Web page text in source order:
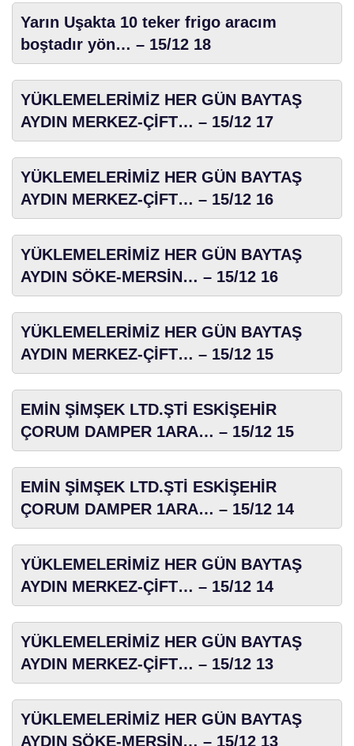
Yarın Uşakta 10 teker frigo aracım
boştadır yön… – 15/12 18
YÜKLEMELERİMİZ HER GÜN BAYTAŞ
AYDIN MERKEZ-ÇİFT… – 15/12 17
YÜKLEMELERİMİZ HER GÜN BAYTAŞ
AYDIN MERKEZ-ÇİFT… – 15/12 16
YÜKLEMELERİMİZ HER GÜN BAYTAŞ
AYDIN SÖKE-MERSİN… – 15/12 16
YÜKLEMELERİMİZ HER GÜN BAYTAŞ
AYDIN MERKEZ-ÇİFT… – 15/12 15
EMİN ŞİMŞEK LTD.ŞTİ ESKİŞEHİR
ÇORUM DAMPER 1ARA… – 15/12 15
EMİN ŞİMŞEK LTD.ŞTİ ESKİŞEHİR
ÇORUM DAMPER 1ARA… – 15/12 14
YÜKLEMELERİMİZ HER GÜN BAYTAŞ
AYDIN MERKEZ-ÇİFT… – 15/12 14
YÜKLEMELERİMİZ HER GÜN BAYTAŞ
AYDIN MERKEZ-ÇİFT… – 15/12 13
YÜKLEMELERİMİZ HER GÜN BAYTAŞ
AYDIN SÖKE-MERSİN… – 15/12 13